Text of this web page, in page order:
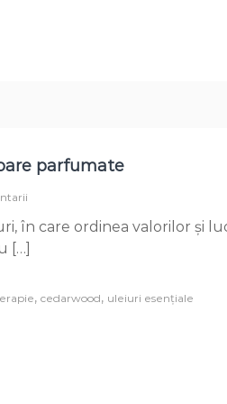
parfumate
de
primăvară
parfumate
în care ordinea valorilor și
[…]
,cedarwood, uleiuri esențiale